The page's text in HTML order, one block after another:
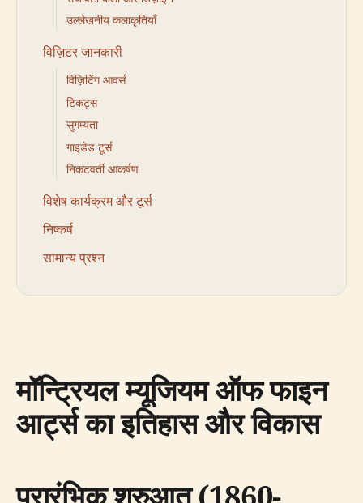
उल्लेखनीय कलाकृतियाँ
विज़िटर जानकारी
विज़िटिंग आवर्स
टिकट्स
सुगम्यता
गाइडेड टूर्स
निकटवर्ती आकर्षण
विशेष कार्यक्रम और टूर्स
निष्कर्ष
सामान्य प्रश्न
मॉन्ट्रियल म्यूजियम ऑफ फाइन
आर्ट्स का इतिहास और विकास